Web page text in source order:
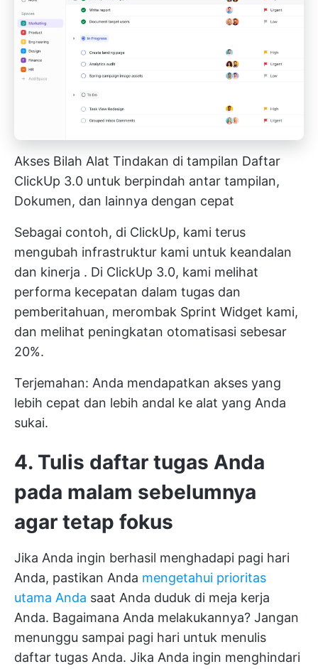
Akses Bilah Alat Tindakan di tampilan Daftar
ClickUp 3.0 untuk berpindah antar tampilan,
Dokumen, dan lainnya dengan cepat
Sebagai contoh, di ClickUp, kami terus
mengubah infrastruktur kami untuk keandalan
dan kinerja . Di ClickUp 3.0, kami melihat
performa kecepatan dalam tugas dan
pemberitahuan, merombak Sprint Widget kami,
dan melihat peningkatan otomatisasi sebesar
20%.
Terjemahan: Anda mendapatkan akses yang
lebih cepat dan lebih andal ke alat yang Anda
sukai.
4. Tulis daftar tugas Anda
pada malam sebelumnya
agar tetap fokus
Jika Anda ingin berhasil menghadapi pagi hari
Anda, pastikan Anda mengetahui prioritas
utama Anda saat Anda duduk di meja kerja
Anda. Bagaimana Anda melakukannya? Jangan
menunggu sampai pagi hari untuk menulis
daftar tugas Anda. Jika Anda ingin menghindari